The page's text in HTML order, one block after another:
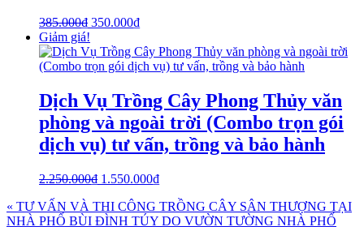
385.000₫ 350.000₫
Giảm giá!
Dịch Vụ Trồng Cây Phong Thủy văn
phòng và ngoài trời (Combo trọn gói
dịch vụ) tư vấn, trồng và bảo hành
2.250.000₫ 1.550.000₫
« TƯ VẤN VÀ THI CÔNG TRỒNG CÂY SÂN THƯỢNG TẠI
NHÀ PHỐ BÙI ĐÌNH TÚY DO VƯỜN TƯỜNG NHÀ PHỐ